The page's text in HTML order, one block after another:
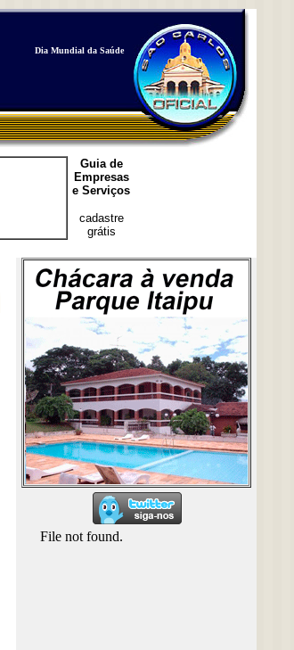
Dia Mundial da Saúde
Guia de
Empresas
e Serviços
cadastre
grátis